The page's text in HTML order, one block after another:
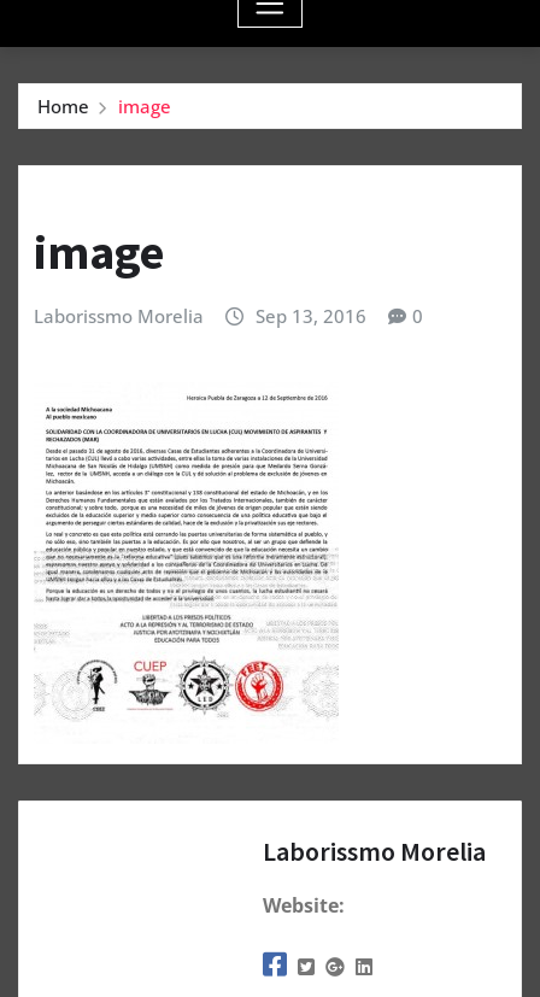
Home image
image
Laborissmo Morelia Sep 13, 2016 0
Laborissmo Morelia
Website: